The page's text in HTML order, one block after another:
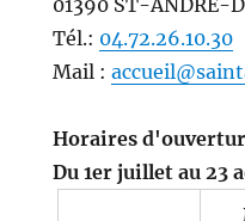
Tél.: 04.72.26.10.30
Mail :
Horaires
Du 1er juillet au 23